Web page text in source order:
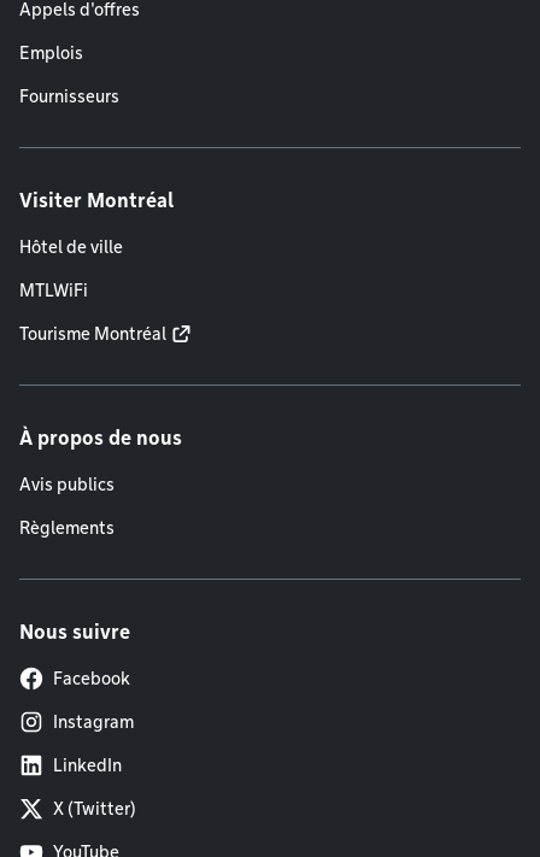
Appels d'offres
Emplois
Fournisseurs
Visiter Montréal
Hôtel de ville
MTLWiFi
Tourisme Montréal
À propos de nous
Avis publics
Règlements
Nous suivre
Facebook
Instagram
LinkedIn
X (Twitter)
YouTube